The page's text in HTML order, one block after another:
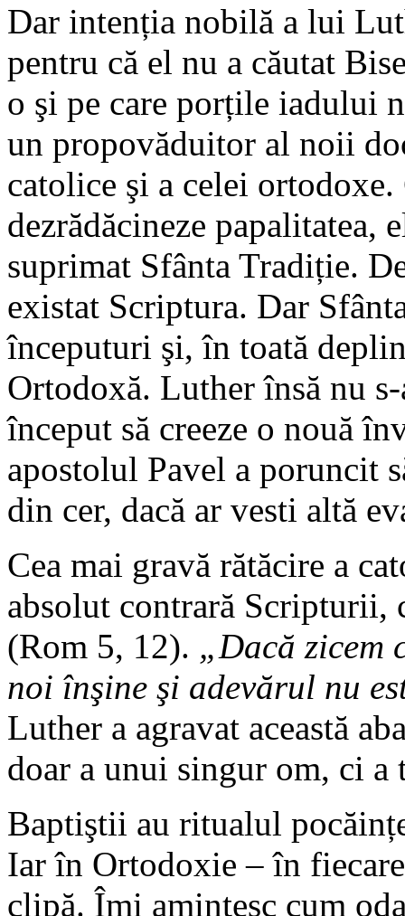
Dar intenția nobilă a lui
pentru că el nu a căutat
o şi pe care porțile iadului
un propovăduitor al noii
catolice şi a celei
dezrădăcineze papalitatea,
suprimat Sfânta Tradiție.
existat Scriptura. Dar
începuturi şi, în toată
Ortodoxă. Luther însă nu
început să creeze o nouă
apostolul Pavel a poruncit
din cer, dacă ar vesti altă
Cea mai gravă rătăcire a
absolut contrară Scripturii,
(Rom 5, 12). „Dacă zicem
noi înşine şi adevărul nu
Luther a agravat această
doar a unui singur om, ci
Baptiştii au ritualul
Iar în Ortodoxie – în
clipă. Îmi amintesc cum